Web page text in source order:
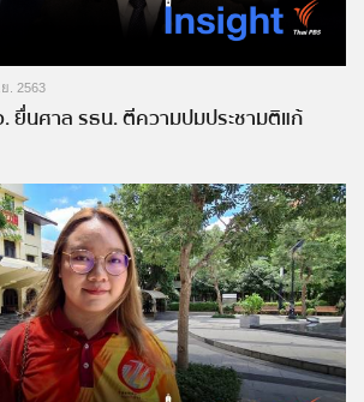
. 2563
ยื่นศาล รธน. ตีความปมประชามติแก้